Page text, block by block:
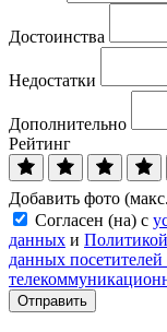
Достоинства
Недостатки
Дополнительно
Рейтинг
Добавить фото
Согласен (на) с
данных и
данных
Отправить